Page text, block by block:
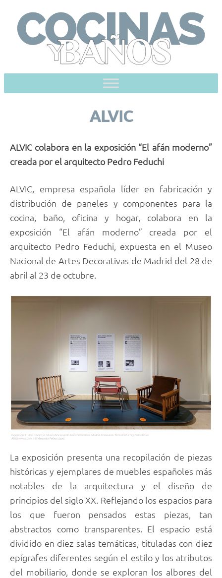
content
ALVIC
ALVIC colabora en la exposición “El afán moderno”
creada por el arquitecto Pedro Feduchi
ALVIC, empresa española líder en fabricación y
distribución de paneles y componentes para la
cocina, baño, oficina y hogar, colabora en la
exposición “El afán moderno” creada por el
arquitecto Pedro Feduchi, expuesta en el Museo
Nacional de Artes Decorativas de Madrid del 28 de
abril al 23 de octubre.
La exposición presenta una recopilación de piezas
históricas y ejemplares de muebles españoles más
notables de la arquitectura y el diseño de
principios del siglo XX. Reflejando los espacios para
los que fueron pensados estas piezas, tan
abstractos como transparentes. El espacio está
dividido en diez salas temáticas, tituladas con diez
epígrafes diferentes según el estilo y los atributos
del mobiliario, donde se exploran los albores del